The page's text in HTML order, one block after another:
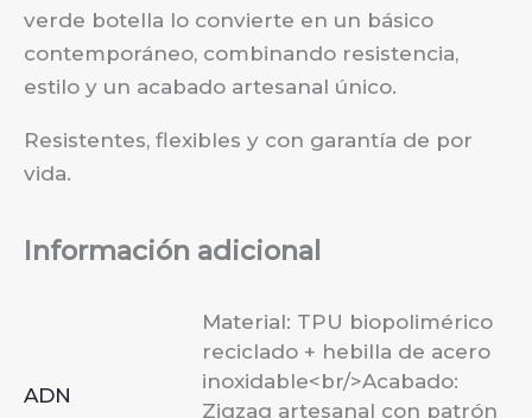
verde botella lo convierte en un básico
contemporáneo, combinando resistencia,
estilo y un acabado artesanal único.
Resistentes, flexibles y con garantía de por
vida.
Información adicional
ADN
Material: TPU biopolimérico
reciclado + hebilla de acero
inoxidable<br/>Acabado:
Zigzag artesanal con patrón